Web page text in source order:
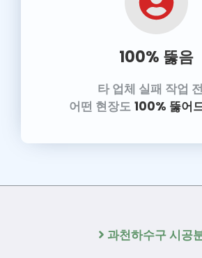
100% 뚫음
타 업체 실패 작업
어떤 현장도 100% 뚫어
과천하수구 시공